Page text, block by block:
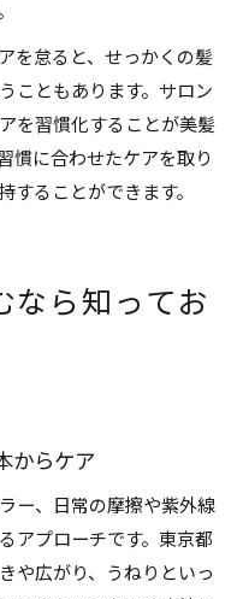
を怠ると、せっかくの髪
こともあります。サロン
を習慣化することが美髪
慣に合わせたケアを取り
することができます。
なら知ってお
からケア
ー、日常の摩擦や紫外線
アプローチです。東京都
や広がり、うねりといっ